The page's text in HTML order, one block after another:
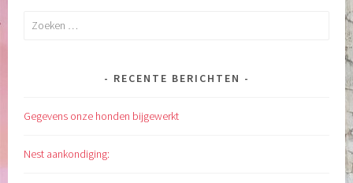
Zoeken
RECENTE BERICHTEN
Gegevens onze honden bijgewerkt
Nest aankondiging: